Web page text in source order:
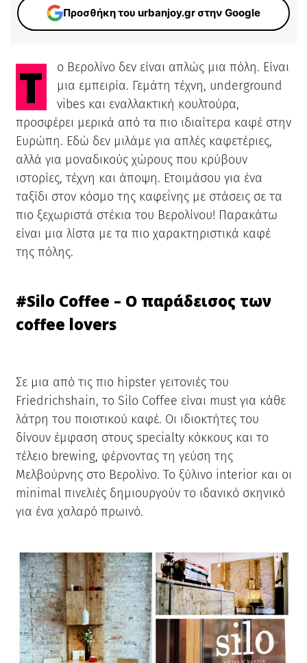
Προσθήκη του urbanjoy.gr στην Google
Το Βερολίνο δεν είναι απλώς μια πόλη. Είναι
μια εμπειρία. Γεμάτη τέχνη, underground
vibes και εναλλακτική κουλτούρα,
προσφέρει μερικά από τα πιο ιδιαίτερα καφέ στην
Ευρώπη. Εδώ δεν μιλάμε για απλές καφετέριες,
αλλά για μοναδικούς χώρους που κρύβουν
ιστορίες, τέχνη και άποψη. Ετοιμάσου για ένα
ταξίδι στον κόσμο της καφεΐνης με στάσεις σε τα
πιο ξεχωριστά στέκια του Βερολίνου! Παρακάτω
είναι μια λίστα με τα πιο χαρακτηριστικά καφέ
της πόλης.
#Silo Coffee – Ο παράδεισος των
coffee lovers
Σε μια από τις πιο hipster γειτονιές του
Friedrichshain, το Silo Coffee είναι must για κάθε
λάτρη του ποιοτικού καφέ. Οι ιδιοκτήτες του
δίνουν έμφαση στους specialty κόκκους και το
τέλειο brewing, φέρνοντας τη γεύση της
Μελβούρνης στο Βερολίνο. Το ξύλινο interior και οι
minimal πινελιές δημιουργούν το ιδανικό σκηνικό
για ένα χαλαρό πρωινό.